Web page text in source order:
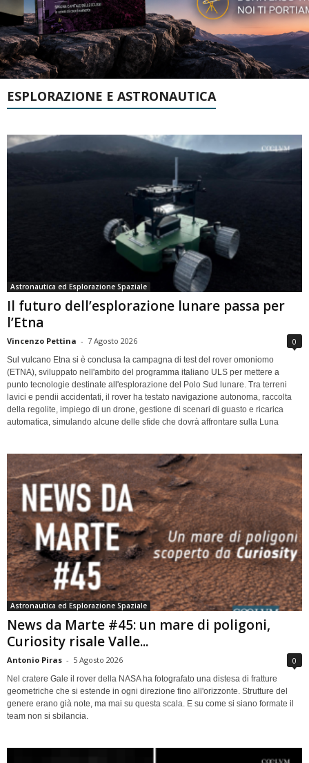
ESPLORAZIONE E ASTRONAUTICA
Astronautica ed Esplorazione Spaziale
Il futuro dell’esplorazione lunare passa per
l’Etna
Vincenzo Pettina - 7 Agosto 2026 0
Sul vulcano Etna si è conclusa la campagna di test del rover omoniomo
(ETNA), sviluppato nell'ambito del programma italiano ULS per mettere a
punto tecnologie destinate all'esplorazione del Polo Sud lunare. Tra terreni
lavici e pendii accidentati, il rover ha testato navigazione autonoma, raccolta
della regolite, impiego di un drone, gestione di scenari di guasto e ricarica
automatica, simulando alcune delle sfide che dovrà affrontare sulla Luna
Astronautica ed Esplorazione Spaziale
News da Marte #45: un mare di poligoni,
Curiosity risale Valle...
Antonio Piras - 5 Agosto 2026 0
Nel cratere Gale il rover della NASA ha fotografato una distesa di fratture
geometriche che si estende in ogni direzione fino all'orizzonte. Strutture del
genere erano già note, ma mai su questa scala. E su come si siano formate il
team non si sbilancia.